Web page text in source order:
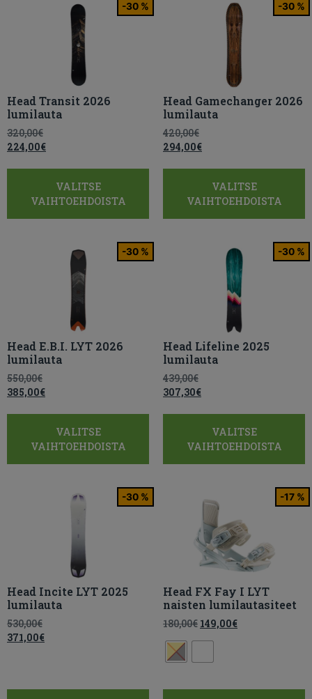
-30 %
Head Transit 2026
lumilauta
320,00€
224,00€
VALITSE
VAIHTOEHDOISTA
-30 %
Head Gamechanger 2026
lumilauta
420,00€
294,00€
VALITSE
VAIHTOEHDOISTA
-30 %
Head E.B.I. LYT 2026
lumilauta
550,00€
385,00€
VALITSE
VAIHTOEHDOISTA
-30 %
Head Lifeline 2025
lumilauta
439,00€
307,30€
VALITSE
VAIHTOEHDOISTA
-30 %
Head Incite LYT 2025
lumilauta
530,00€
371,00€
-17 %
Head FX Fay I LYT
naisten lumilautasiteet
180,00€ 149,00€